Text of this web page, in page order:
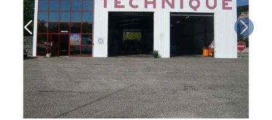
N’attendez plus pour prendre soin de votre auto et
demandez un RDV dans votre centre Autosur avant de
partir en voyage.
A très bientôt chez AUTOSUR GANGES.